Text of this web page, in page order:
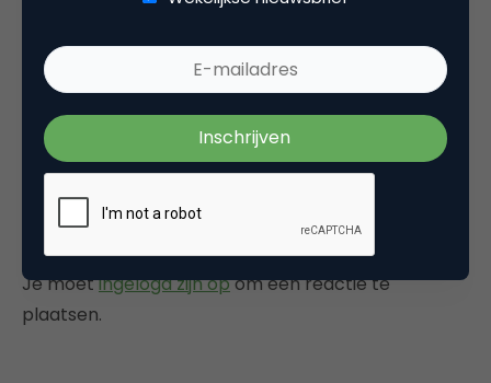
Op deze manier lukt het natuurlijk MAKKELIJK.
28 november 2005 om 16:40
Plaats reactie
Je moetingelogd zijn opom een reactie te
plaatsen.